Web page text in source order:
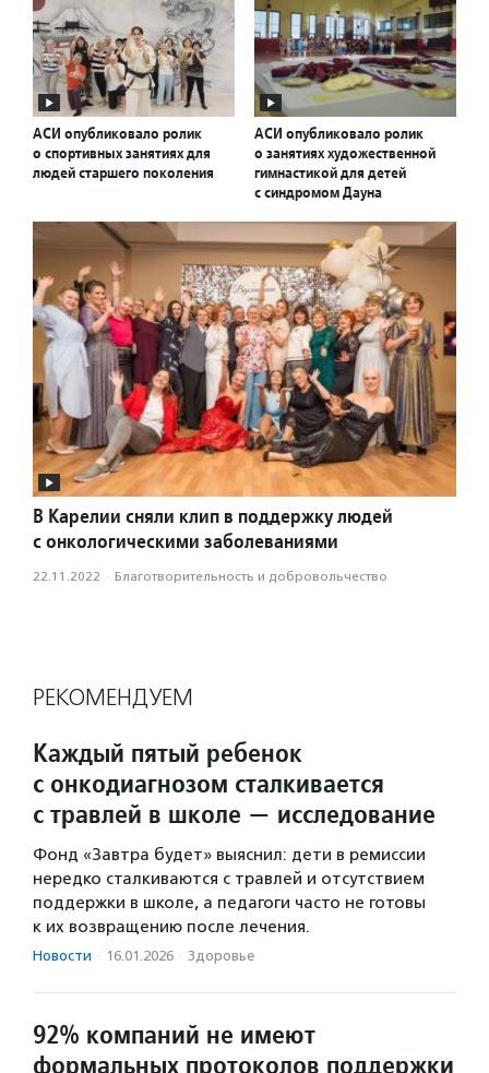
АСИ опубликовало ролик
о спортивных занятиях для
людей старшего поколения
АСИ опубликовало ролик
о занятиях художественной
гимнастикой для детей
с синдромом Дауна
В Карелии сняли клип в поддержку людей
с онкологическими заболеваниями
22.11.2022 · Благотвори­тель­ность и доброволь­чест­во
РЕКОМЕНДУЕМ
Каждый пятый ребенок
с онкодиагнозом сталкивается
с травлей в школе — исследование
Фонд «Завтра будет» выяснил: дети в ремиссии
нередко сталкиваются с травлей и отсутствием
поддержки в школе, а педагоги часто не готовы
к их возвращению после лечения.
Новости · 16.01.2026 · Здоровье
92% компаний не имеют
формальных протоколов поддержки